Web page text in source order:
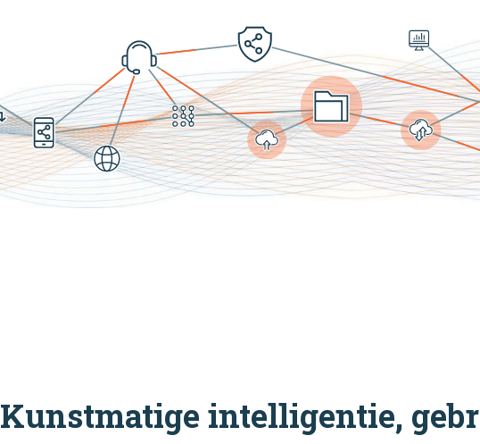
Kunstmatige intelligentie,